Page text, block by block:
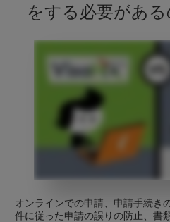
をする必要があ
オンラインでの申請、申請手続き
件に従った申請の誤りの防止、書